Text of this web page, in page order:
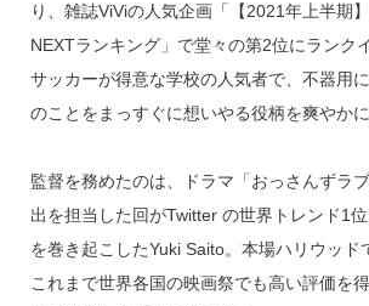
り、雑誌ViViの人気企画「【2021年上半期
NEXTランキング」で堂々の第2位にランク
サッカーが得意な学校の人気者で、不器用
のことをまっすぐに想いやる役柄を爽やかに
監督を務めたのは、ドラマ「おっさんずラ
出を担当した回がTwitter の世界トレンド1
を巻き起こしたYuki Saito。本場ハリウッド
これまで世界各国の映画祭でも高い評価を